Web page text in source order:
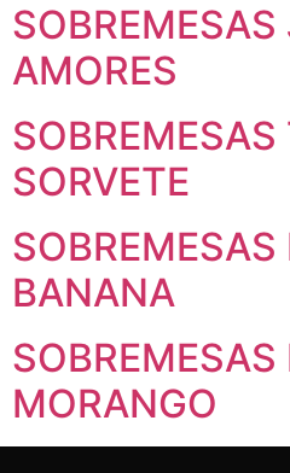
AMORES
SOBREMESAS
SORVETE
SOBREMESAS
BANANA
SOBREMESAS
MORANGO